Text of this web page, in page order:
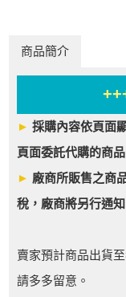
商品簡介
►採購內容依頁面
頁面委託代購的商
► 廠商所販售之商
稅，廠商將另行通
賣家預計商品出貨
請多多留意。